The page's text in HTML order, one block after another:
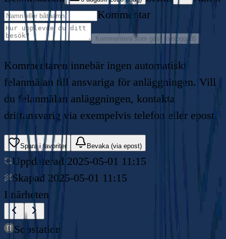
Kommentar
Kommentera som gäst (oinloggad)
Kommentaren innebär ingen automatiskt
felanmälan till ansvariga för anläggningen. Vill
du felanmälan anläggningen, kontakta
driftansvarig via exempelvis telefon eller epost.
Spara i favoriter Bevaka (via epost)
Uppdaterad2025-05-01 11:15
Skapad 2025-05-01 11:15
I närheten
Sopstation